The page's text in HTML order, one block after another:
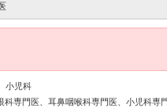
小児科
科専門医、耳鼻咽喉科専門医、小児科専